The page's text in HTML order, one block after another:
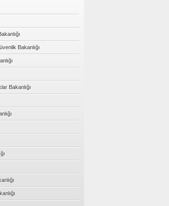
Bakanlığı
Bakanlığı